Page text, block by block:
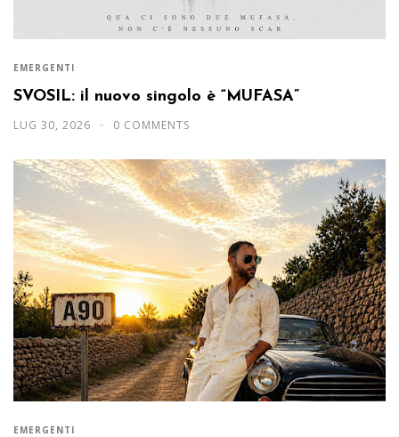
EMERGENTI
SVOSIL: il nuovo singolo è “MUFASA”
LUG 30, 2026 0 COMMENTS
EMERGENTI